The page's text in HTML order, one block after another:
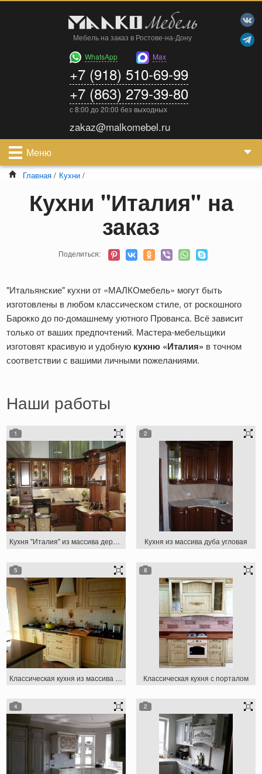
Мебель на заказ в Ростове-на-Дону
WhatsApp
Max
+7 (918) 510-69-99
+7 (863) 279-39-80
с 8:00 до 20:00 без выходных
zakaz@malkomebel.ru
Меню
Главная / Кухни /
Кухни "Италия" на
заказ
Поделиться:
"Итальянские" кухни от «МАЛКОмебель» могут быть
изготовлены в любом классическом стиле, от роскошного
Барокко до по-домашнему уютного Прованса. Всё зависит
только от ваших предпочтений. Мастера-мебельщики
изготовят красивую и удобную кухню «Италия» в точном
соответствии с вашими личными пожеланиями.
Наши работы
1
Кухня "Италия" из массива дерева
2
Кухня из массива дуба угловая
5
Классическая кухня из массива с порталом и островом
8
Классическая кухня с порталом
4 2